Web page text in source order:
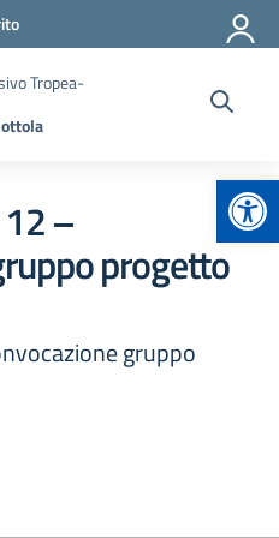
Tropea-
12 –
progetto
gruppo